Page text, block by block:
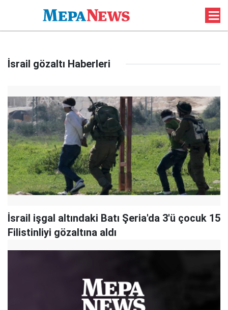
İsrail gözaltı Haberleri
İsrail işgal altındaki Batı Şeria'da 3'ü çocuk 15
Filistinliyi gözaltına aldı